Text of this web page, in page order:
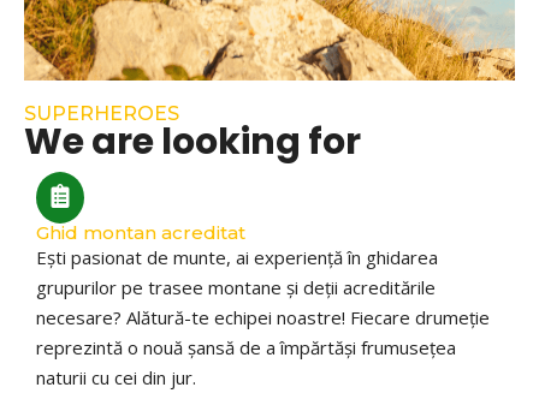
SUPERHEROES
We are looking for
Ghid montan acreditat
Ești pasionat de munte, ai experiență în ghidarea
grupurilor pe trasee montane și deții acreditările
necesare? Alătură-te echipei noastre! Fiecare drumeție
reprezintă o nouă șansă de a împărtăși frumusețea
naturii cu cei din jur.